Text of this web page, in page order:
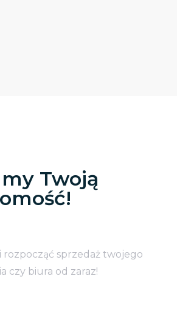
Twoją
rozpocząć sprzedaż twojego
czy biura od zaraz!